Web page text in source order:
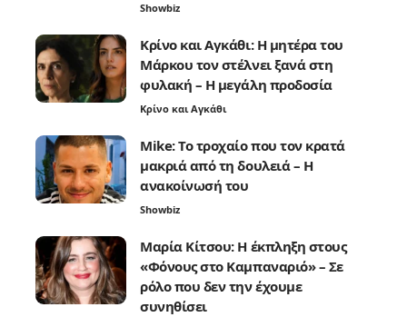
Showbiz
Κρίνο και Αγκάθι: Η μητέρα του
Μάρκου τον στέλνει ξανά στη
φυλακή – Η μεγάλη προδοσία
Κρίνο και Αγκάθι
Mike: Το τροχαίο που τον κρατά
μακριά από τη δουλειά – Η
ανακοίνωσή του
Showbiz
Μαρία Κίτσου: Η έκπληξη στους
«Φόνους στο Καμπαναριό» – Σε
ρόλο που δεν την έχουμε
συνηθίσει